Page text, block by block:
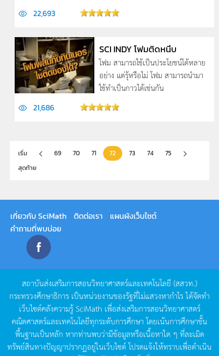
22,693
SCI INDY โฟมติดหนึบ
โฟม สามารถใช้เป็นประโยชน์ได้หลาย
อย่าง แต่รุ้หรือไม่ โฟม สามารถนำมา
ใช้ทำเป็นกาวได้เช่นกัน
21,686
เริ่ม 69 70 71 72 73 74
75
สุดท้าย
เกี่ยวกับ SciMath ติดต่อเรา
แผนผังเว็บไซต์
คำถามที่พบบ่อย
สถาบันส่งเสริมการสอนวิทยาศาสตร์และเทคโนโลยี (สสวท.)
กระทรวงศึกษาธิการ เป็นหน่วยงานของรัฐที่ไม่แสวงหากำไรได้จัดทำ
เว็บไซต์คลังความรู้SciMath เพื่อส่งเสริมการสอนวิทยาศาสตร์
คณิตศาสตร์และเทคโนโลยีทุกระดับการศึกษา โดยเน้นการศึกษาขั้น
พื้นฐานเป็นหลัก หากท่านพบว่ามีข้อมูลหรือเนื้อหาใด ๆ ที่ละเมิด
ทรัพย์สินทางปัญญาปรากฏอยู่ในเว็บไซต์โปรดแจ้งให้ทราบเพื่อดำเนิน